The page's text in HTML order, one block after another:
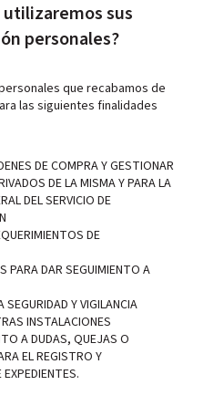
utilizaremos sus
personales?
que recabamos de
las siguientes finalidades
DE COMPRA Y GESTIONAR
DE LA MISMA Y PARA LA
DEL SERVICIO DE
DE
PARA DAR SEGUIMIENTO A
Y VIGILANCIA
INSTALACIONES
A DUDAS, QUEJAS O
EL REGISTRO Y